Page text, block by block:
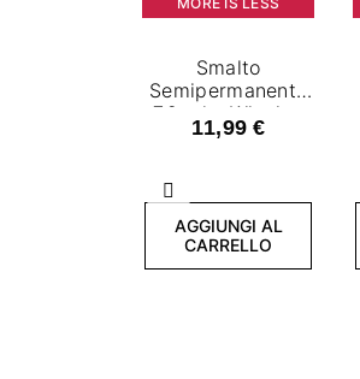
Precedente
Smalto
Semipermanente
7,2 ml - Winning
Spirit
11,99 €
AGGIUNGI AL
CARRELLO